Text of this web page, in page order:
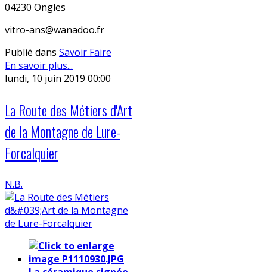
04230 Ongles
vitro-ans@wanadoo.fr
Publié dans Savoir Faire
En savoir plus...
lundi, 10 juin 2019 00:00
La Route des Métiers d'Art
de la Montagne de Lure-
Forcalquier
N.B.